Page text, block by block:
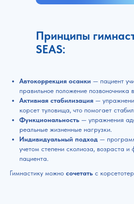
Принципы
SEAS:
Автокоррекция осанки — пациент
правильное положение позвоночника
Активная стабилизация —
корсет туловища, что помогает
Функциональность — упражнения
реальные жизненные нагрузки.
Индивидуальный подход —
учетом степени сколиоза, возраста и
пациента.
Гимнастику можно сочетать с